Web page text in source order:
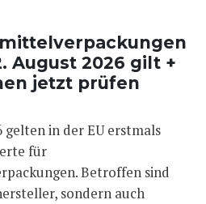
August 2026 gilt +
jetzt prüfen
gelten in der EU erstmals
für
Betroffen sind
sondern auch